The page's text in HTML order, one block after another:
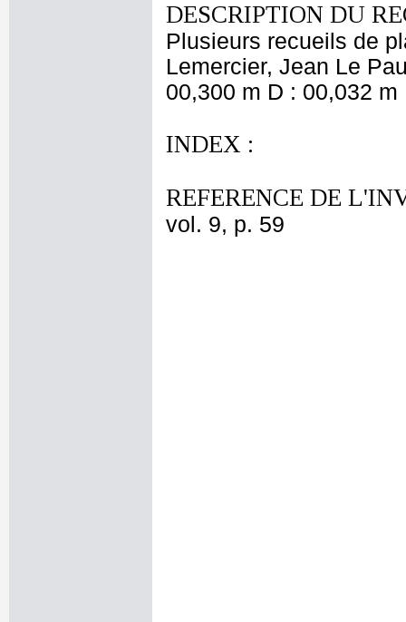
DESCRIPTION DU
Plusieurs recueils de
Lemercier, Jean Le
00,300 m D : 00,032
INDEX :
REFERENCE DE
vol. 9, p. 59